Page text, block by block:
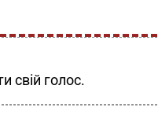
свій голос.